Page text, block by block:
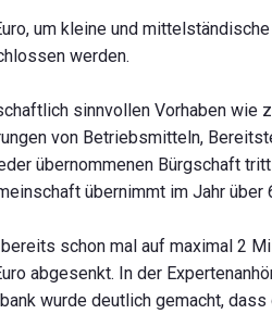
um kleine und
werden.
sinnvollen Vorhaben wie
von Betriebsmitteln,
übernommenen Bürgschaft
übernimmt im Jahr über
schon mal auf maximal 2
abgesenkt. In der
wurde deutlich gemacht, dass